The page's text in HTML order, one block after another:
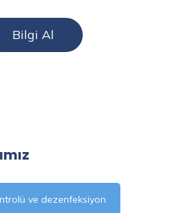
Bilgi Al
ve dezenfeksiyon